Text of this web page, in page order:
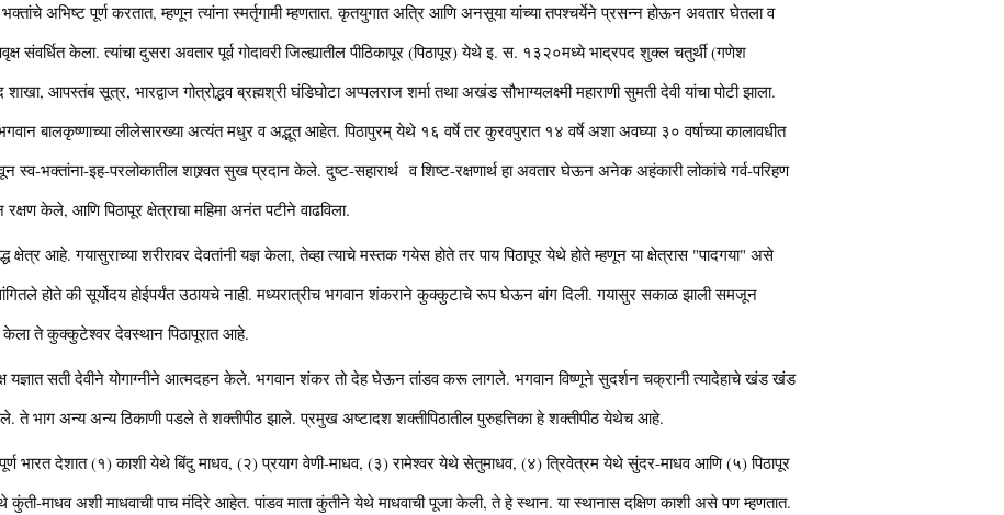
अभिष्ट पूर्ण करतात, म्हणून त्यांना स्मर्तृगामी म्हणतात. कृतयुगात अत्रि आणि अनसूया यांच्या तपश्चर्येने प्रसन्न होऊन अवतार घेतला व
संवर्धित केला. त्यांचा दुसरा अवतार पूर्व गोदावरी जिल्ह्यातील पीठिकापूर (पिठापूर) येथे इ. स. १३२०मध्ये भाद्रपद शुक्ल चतुर्थी (गणेश
शाखा, आपस्तंब सूत्र, भारद्वाज गोत्रोद्भव ब्रह्मश्री घंडिघोटा अप्पलराज शर्मा तथा अखंड सौभाग्यलक्ष्मी महाराणी सुमती देवी यांचा पोटी झाला.
भगवान बालकृष्णाच्या लीलेसारख्या अत्यंत मधुर व अद्भूत आहेत. पिठापुरम् येथे १६ वर्षे तर कुरवपुरात १४ वर्षे अशा अवघ्या ३० वर्षाच्या कालावधीत
स्व-भक्तांना-इह-परलोकातील शाश्र्वत सुख प्रदान केले. दुष्ट-सहारार्थ व शिष्ट-रक्षणार्थ हा अवतार घेऊन अनेक अहंकारी लोकांचे गर्व-परिहण
केले, आणि पिठापूर क्षेत्राचा महिमा अनंत पटीने वाढविला.
क्षेत्र आहे. गयासुराच्या शरीरावर देवतांनी यज्ञ केला, तेव्हा त्याचे मस्तक गयेस होते तर पाय पिठापूर येथे होते म्हणून या क्षेत्रास "पादगया" असे
होते की सूर्योदय होईपर्यंत उठायचे नाही. मध्यरात्रीच भगवान शंकराने कुक्कुटाचे रूप घेऊन बांग दिली. गयासुर सकाळ झाली समजून
केला ते कुक्कुटेश्वर देवस्थान पिठापूरात आहे.
यज्ञात सती देवीने योगाग्नीने आत्मदहन केले. भगवान शंकर तो देह घेऊन तांडव करू लागले. भगवान विष्णूने सुदर्शन चक्रानी त्यादेहाचे खंड खंड
ते भाग अन्य अन्य ठिकाणी पडले ते शक्तीपीठ झाले. प्रमुख अष्टादश शक्तीपिठातील पुरुहत्तिका हे शक्तीपीठ येथेच आहे.
भारत देशात (१) काशी येथे बिंदु माधव, (२) प्रयाग वेणी-माधव, (३) रामेश्वर येथे सेतुमाधव, (४) त्रिवेत्रम येथे सुंदर-माधव आणि (५) पिठापूर
कुंती-माधव अशी माधवाची पाच मंदिरे आहेत. पांडव माता कुंतीने येथे माधवाची पूजा केली, ते हे स्थान. या स्थानास दक्षिण काशी असे पण म्हणतात.